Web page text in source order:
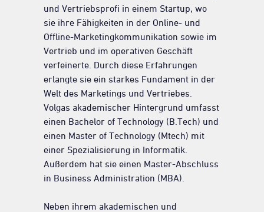
und Vertriebsprofi in einem Startup, wo
sie ihre Fähigkeiten in der Online- und
Offline-Marketingkommunikation sowie im
Vertrieb und im operativen Geschäft
verfeinerte. Durch diese Erfahrungen
erlangte sie ein starkes Fundament in der
Welt des Marketings und Vertriebes.
Volgas akademischer Hintergrund umfasst
einen Bachelor of Technology (B.Tech) und
einen Master of Technology (Mtech) mit
einer Spezialisierung in Informatik.
Außerdem hat sie einen Master-Abschluss
in Business Administration (MBA).
Neben ihrem akademischen und